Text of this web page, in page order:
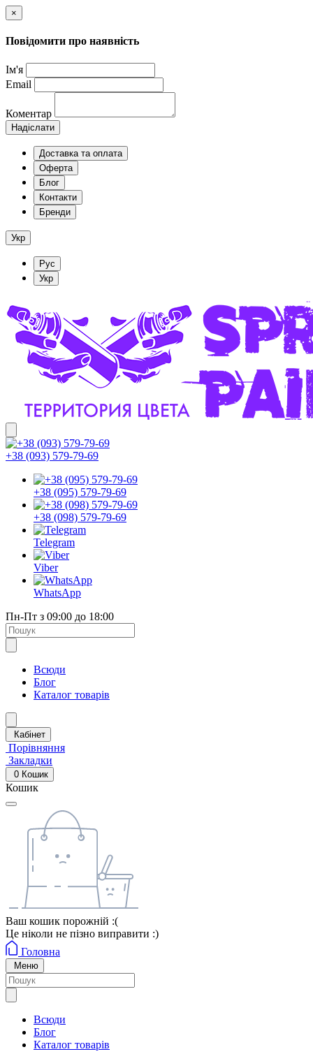
×
Повідомити про наявність
Ім'я
Email
Коментар
Надіслати
Доставка та оплата
Оферта
Блог
Контакти
Бренди
Укр
Рус
Укр
+38 (093) 579-79-69
+38 (095) 579-79-69
+38 (098) 579-79-69
Telegram
Viber
WhatsApp
Пн-Пт з 09:00 до 18:00
Всюди
Блог
Каталог товарів
Кабінет
Порівняння
Закладки
0 Кошик
Кошик
Ваш кошик порожній :(
Це ніколи не пізно виправити :)
Головна
Меню
Всюди
Блог
Каталог товарів